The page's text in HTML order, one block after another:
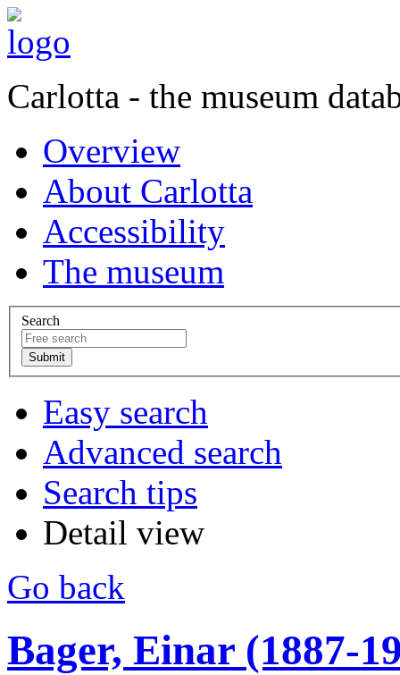
Carlotta - the museum
Overview
About Carlotta
Accessibility
The museum
Search
Easy search
Advanced search
Search tips
Detail view
Go back
Bager, Einar (1887-